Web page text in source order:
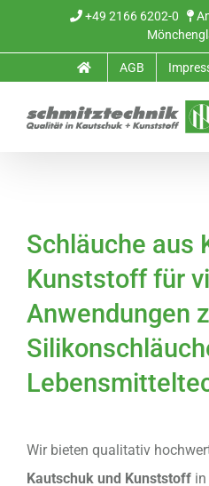
+49 2166 6202-0
AGB
Schläuche aus
Kunststoff für
Anwendungen
Wir bieten qualitativ
Kautschuk und Kunststoff